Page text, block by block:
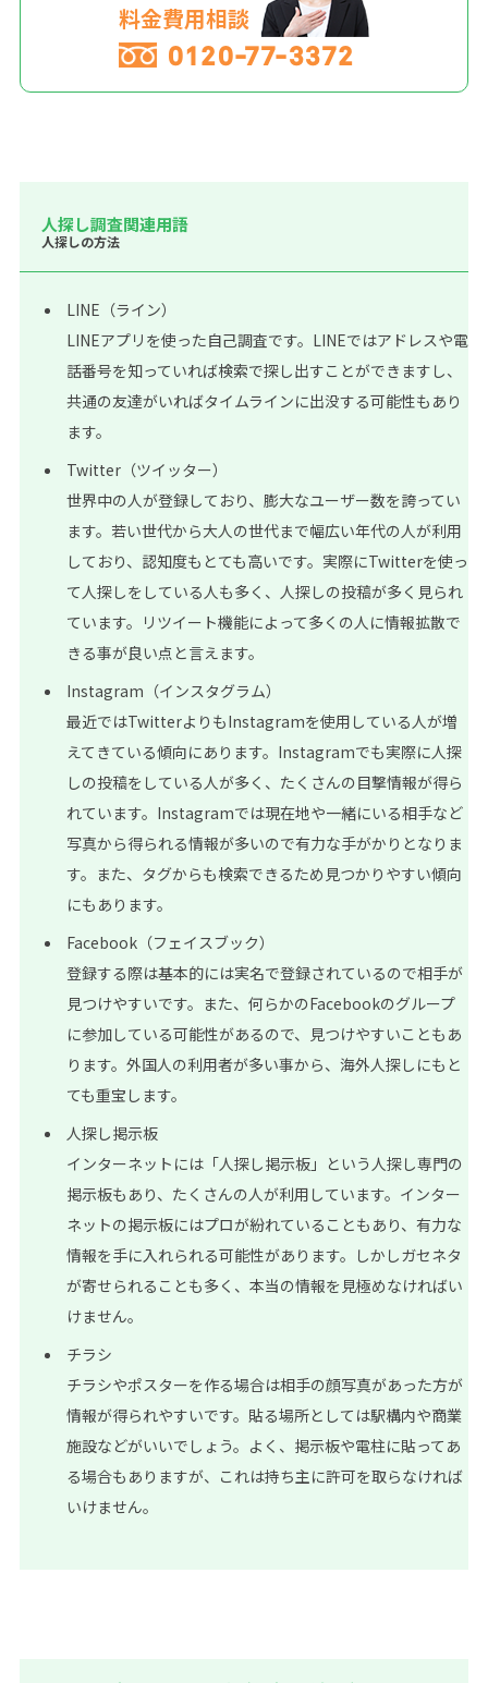
料金費用相談
0120-77-3372
人探し調査関連用語
人探しの方法
LINE（ライン）
LINEアプリを使った自己調査です。LINEではアドレスや電
話番号を知っていれば検索で探し出すことができますし、
共通の友達がいればタイムラインに出没する可能性もあり
ます。
Twitter（ツイッター）
世界中の人が登録しており、膨大なユーザー数を誇ってい
ます。若い世代から大人の世代まで幅広い年代の人が利用
しており、認知度もとても高いです。実際にTwitterを使っ
て人探しをしている人も多く、人探しの投稿が多く見られ
ています。リツイート機能によって多くの人に情報拡散で
きる事が良い点と言えます。
Instagram（インスタグラム）
最近ではTwitterよりもInstagramを使用している人が増
えてきている傾向にあります。Instagramでも実際に人探
しの投稿をしている人が多く、たくさんの目撃情報が得ら
れています。Instagramでは現在地や一緒にいる相手など
写真から得られる情報が多いので有力な手がかりとなりま
す。また、タグからも検索できるため見つかりやすい傾向
にもあります。
Facebook（フェイスブック）
登録する際は基本的には実名で登録されているので相手が
見つけやすいです。また、何らかのFacebookのグループ
に参加している可能性があるので、見つけやすいこともあ
ります。外国人の利用者が多い事から、海外人探しにもと
ても重宝します。
人探し掲示板
インターネットには「人探し掲示板」という人探し専門の
掲示板もあり、たくさんの人が利用しています。インター
ネットの掲示板にはプロが紛れていることもあり、有力な
情報を手に入れられる可能性があります。しかしガセネタ
が寄せられることも多く、本当の情報を見極めなければい
けません。
チラシ
チラシやポスターを作る場合は相手の顔写真があった方が
情報が得られやすいです。貼る場所としては駅構内や商業
施設などがいいでしょう。よく、掲示板や電柱に貼ってあ
る場合もありますが、これは持ち主に許可を取らなければ
いけません。